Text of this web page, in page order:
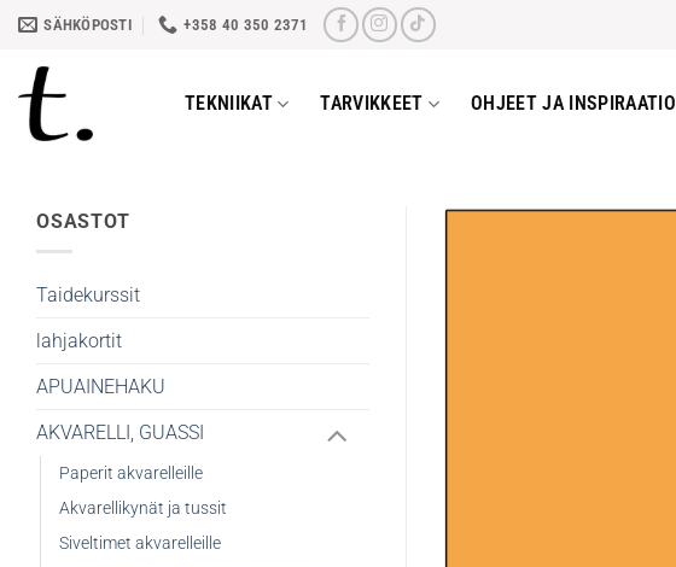
Skip
content
SÄHKÖPOSTI +358 40 350 2371
TEKNIIKAT TARVIKKEET OHJEET JA INSPIRAATIO
OSASTOT
Taidekurssit
lahjakortit
APUAINEHAKU
AKVARELLI, GUASSI
Paperit akvarelleille
Akvarellikynät ja tussit
Siveltimet akvarelleille